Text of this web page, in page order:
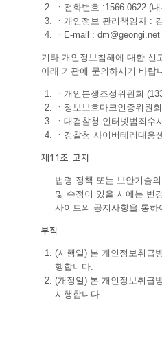
ㆍ 전화번호 :1566-0622 (
ㆍ 개인정보 관리책임자 :
ㆍ E-mail : dm@geongi.net
기타 개인정보침해에 대한 신
아래 기관에 문의하시기 바랍
ㆍ 개인분쟁조정위원회
ㆍ 정보보호마크인증위원
ㆍ 대검찰청 인터넷범죄수
ㆍ 경찰청 사이버테러대응
제11조. 고지
법령.정책 또는 보안기술
및 수정이 있을 시에는 변
사이트의 공지사항을 통하
부칙
(시행일) 본 개인정보취급
행합니다.
(개정일) 본 개인정보취급
시행합니다